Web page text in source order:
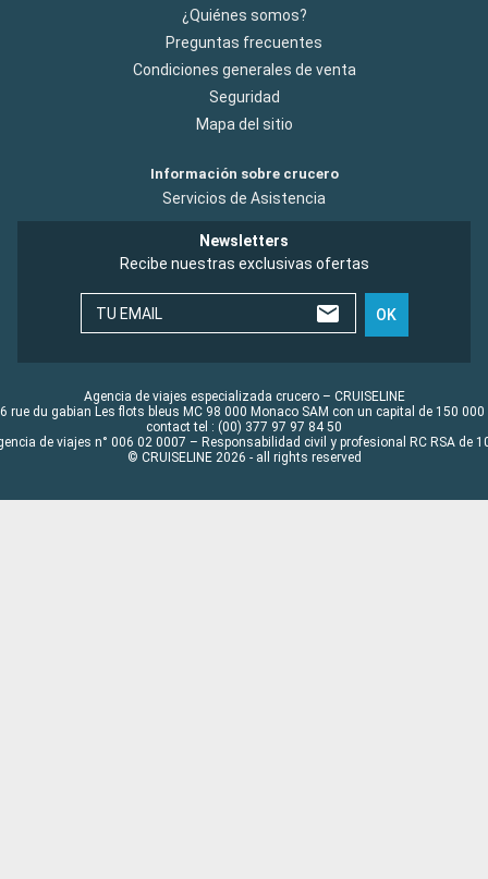
¿Quiénes somos?
Preguntas frecuentes
Condiciones generales de venta
Seguridad
Mapa del sitio
Información sobre crucero
Servicios de Asistencia
Newsletters
Recibe nuestras exclusivas ofertas
TU EMAIL OK
Agencia de viajes especializada crucero – CRUISELINE
rue du gabian Les flots bleus MC 98 000 Monaco SAM con un capital de 150 000
contact tel : (00) 377 97 97 84 50
de viajes n° 006 02 0007 – Responsabilidad civil y profesional RC RSA de
© CRUISELINE 2026 - all rights reserved